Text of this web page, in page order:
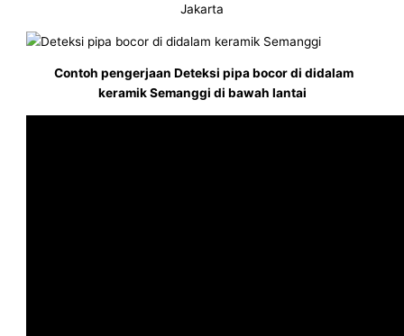
Jakarta
Contoh pengerjaan Deteksi pipa bocor di didalam
keramik Semanggi di bawah lantai